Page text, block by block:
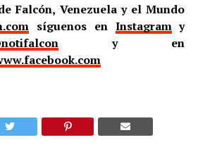
Falcón, Venezuela y el Mundo
síguenos en Instagramy
y en